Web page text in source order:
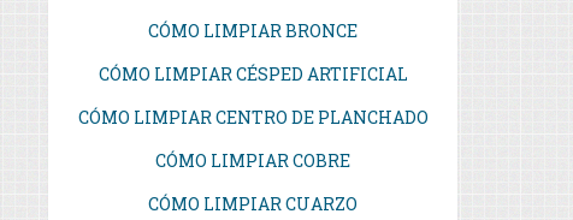
CÓMO LIMPIAR BRONCE
CÓMO LIMPIAR CÉSPED ARTIFICIAL
CÓMO LIMPIAR CENTRO DE PLANCHADO
CÓMO LIMPIAR COBRE
CÓMO LIMPIAR CUARZO